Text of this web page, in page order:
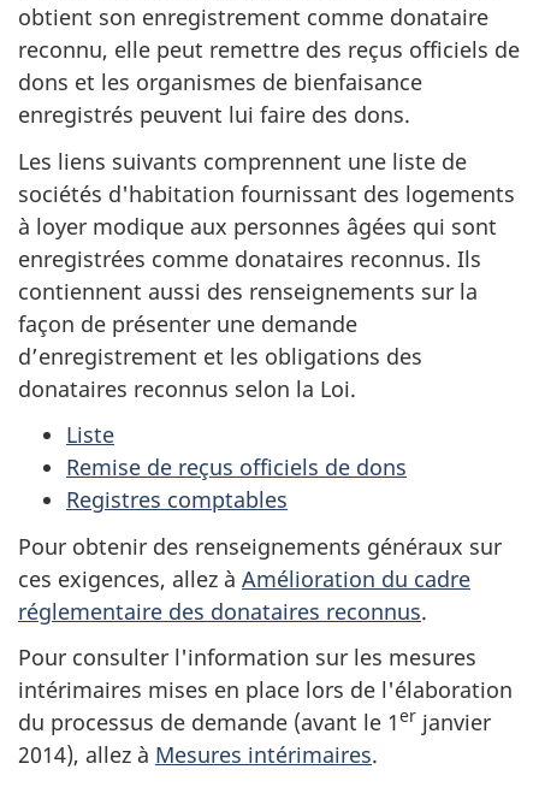
obtient son enregistrement comme donataire
reconnu, elle peut remettre des reçus officiels de
dons et les organismes de bienfaisance
enregistrés peuvent lui faire des dons.
Les liens suivants comprennent une liste de
sociétés d'habitation fournissant des logements
à loyer modique aux personnes âgées qui sont
enregistrées comme donataires reconnus. Ils
contiennent aussi des renseignements sur la
façon de présenter une demande
d’enregistrement et les obligations des
donataires reconnus selon la Loi.
Liste
Remise de reçus officiels de dons
Registres comptables
Pour obtenir des renseignements généraux sur
ces exigences, allez à Amélioration du cadre
réglementaire des donataires reconnus.
Pour consulter l'information sur les mesures
intérimaires mises en place lors de l'élaboration
du processus de demande (avant le 1er janvier
2014), allez à Mesures intérimaires.